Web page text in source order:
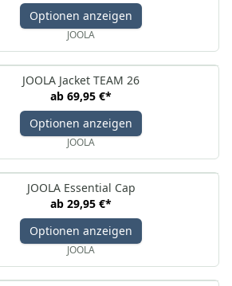
Optionen anzeigen
JOOLA
JOOLA Jacket TEAM 26
ab 69,95 €*
Optionen anzeigen
JOOLA
JOOLA Essential Cap
ab 29,95 €*
Optionen anzeigen
JOOLA